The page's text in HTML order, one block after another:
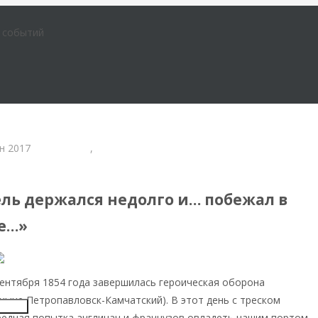
событий
2017 ,
держался недолго и… побежал в
1854 года завершилась героическая оборона
Петропавловск-Камчатский). В этот день с треском